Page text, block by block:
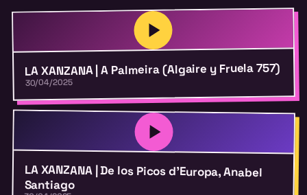
LA XANZANA | A Palmeira (Algaire y Fruela 757)
30/04/2025
LA XANZANA | De los Picos d’Europa, Anabel
Santiago